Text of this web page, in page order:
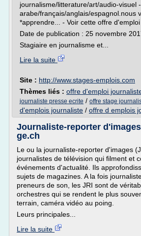
journalisme/litterature/art/audio-visuel
arabe/français/anglais/espagnol.nous
*apprendre... - Voir cette offre d'emploi
Date de publication : 25 novembre
Stagiaire en journalisme et...
Lire la suite
Site : http://www.stages-emplois.com
Thèmes liés : offre d'emploi
journaliste presse ecrite / offre stage
d'emplois journaliste / offre d emplois
Journaliste-reporter
ge.ch
Le ou la journaliste-reporter d'images
journalistes de télévision qui filment et
événements d'actualité. Ils
sujets de magazines. A la fois
preneurs de son, les JRI sont de
orchestres qui se rendent le plus
terrain, caméra vidéo au poing.
Leurs principales...
Lire la suite